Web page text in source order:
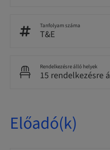
Tanfolyam száma
T&E
Rendelkezésre álló helyek
15 rendelkezésre
Előadó(k)